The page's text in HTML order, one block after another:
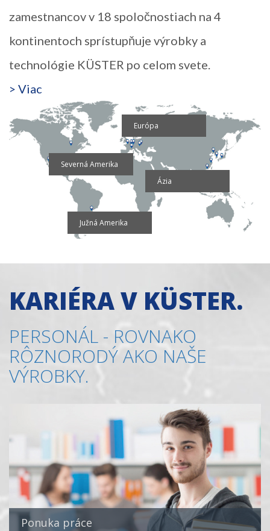
zamestnancov v 18 spoločnostiach na 4
kontinentoch sprístupňuje výrobky a
technológie KÜSTER po celom svete.
> Viac
Severná Amerika
Južná Amerika
Európa
Ázia
KARIÉRA V KÜSTER.
PERSONÁL - ROVNAKO
RÔZNORODÝ AKO NAŠE
VÝROBKY.
Ponuka práce